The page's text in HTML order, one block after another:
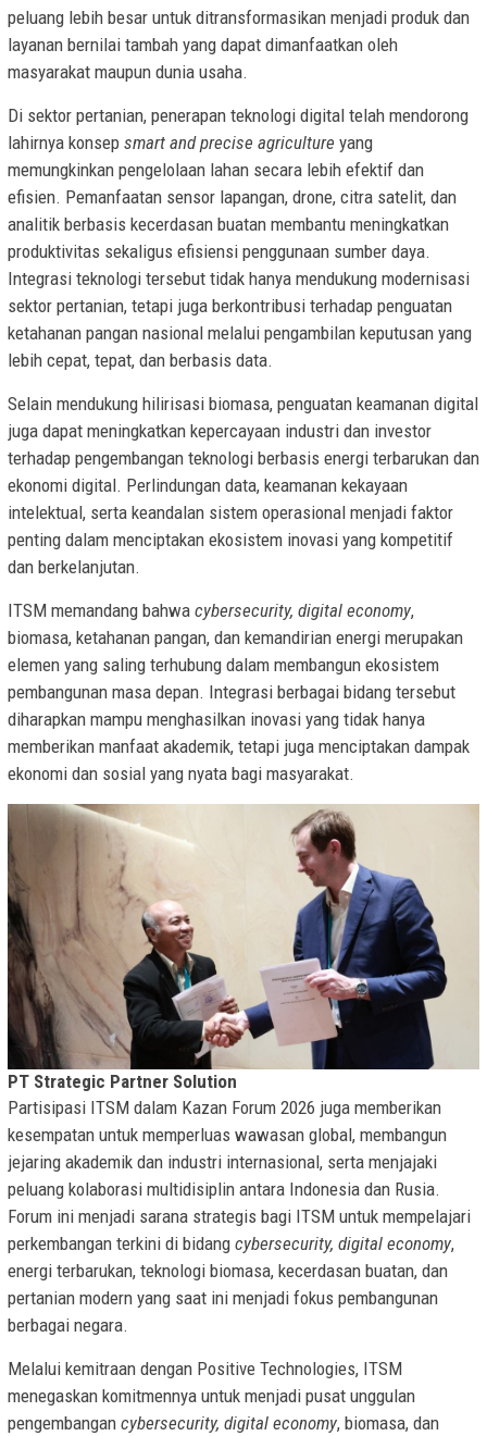
peluang lebih besar untuk ditransformasikan menjadi produk dan
layanan bernilai tambah yang dapat dimanfaatkan oleh
masyarakat maupun dunia usaha.
Di sektor pertanian, penerapan teknologi digital telah mendorong
lahirnya konsep smart and precise agriculture yang
memungkinkan pengelolaan lahan secara lebih efektif dan
efisien. Pemanfaatan sensor lapangan, drone, citra satelit, dan
analitik berbasis kecerdasan buatan membantu meningkatkan
produktivitas sekaligus efisiensi penggunaan sumber daya.
Integrasi teknologi tersebut tidak hanya mendukung modernisasi
sektor pertanian, tetapi juga berkontribusi terhadap penguatan
ketahanan pangan nasional melalui pengambilan keputusan yang
lebih cepat, tepat, dan berbasis data.
Selain mendukung hilirisasi biomasa, penguatan keamanan digital
juga dapat meningkatkan kepercayaan industri dan investor
terhadap pengembangan teknologi berbasis energi terbarukan dan
ekonomi digital. Perlindungan data, keamanan kekayaan
intelektual, serta keandalan sistem operasional menjadi faktor
penting dalam menciptakan ekosistem inovasi yang kompetitif
dan berkelanjutan.
ITSM memandang bahwa cybersecurity, digital economy,
biomasa, ketahanan pangan, dan kemandirian energi merupakan
elemen yang saling terhubung dalam membangun ekosistem
pembangunan masa depan. Integrasi berbagai bidang tersebut
diharapkan mampu menghasilkan inovasi yang tidak hanya
memberikan manfaat akademik, tetapi juga menciptakan dampak
ekonomi dan sosial yang nyata bagi masyarakat.
PT Strategic Partner Solution
Partisipasi ITSM dalam Kazan Forum 2026 juga memberikan
kesempatan untuk memperluas wawasan global, membangun
jejaring akademik dan industri internasional, serta menjajaki
peluang kolaborasi multidisiplin antara Indonesia dan Rusia.
Forum ini menjadi sarana strategis bagi ITSM untuk mempelajari
perkembangan terkini di bidang cybersecurity, digital economy,
energi terbarukan, teknologi biomasa, kecerdasan buatan, dan
pertanian modern yang saat ini menjadi fokus pembangunan
berbagai negara.
Melalui kemitraan dengan Positive Technologies, ITSM
menegaskan komitmennya untuk menjadi pusat unggulan
pengembangan cybersecurity, digital economy, biomasa, dan